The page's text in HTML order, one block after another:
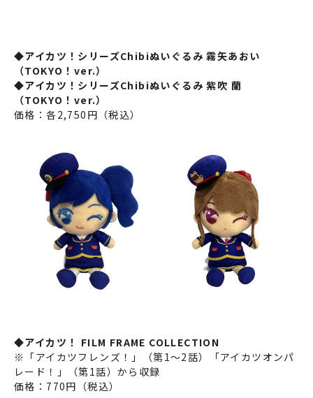
◆アイカツ！シリーズChibiぬいぐるみ 霧矢あおい
（TOKYO！ver.）
◆アイカツ！シリーズChibiぬいぐるみ 紫吹 蘭
（TOKYO！ver.）
価格：各2,750円（税込）
◆アイカツ！ FILM FRAME COLLECTION
※「アイカツフレンズ！」（第1～2話）「アイカツオンパ
レード！」（第1話）から収録
価格：770円（税込）